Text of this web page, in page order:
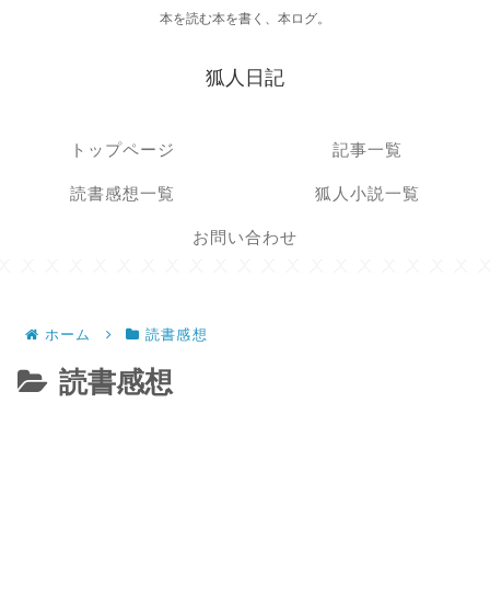
本を読む本を書く、本ログ。
狐人日記
トップページ 記事一覧
読書感想一覧 狐人小説一覧
お問い合わせ
ホーム 読書感想
読書感想